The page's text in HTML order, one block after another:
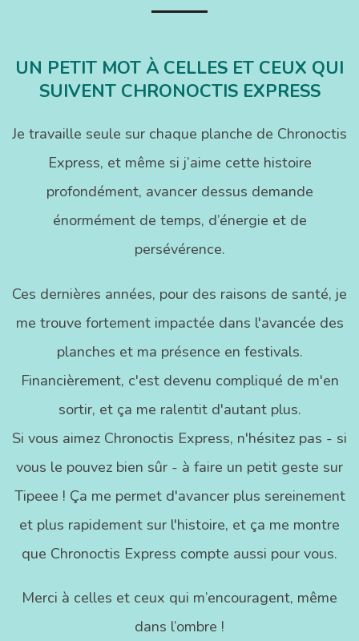
UN PETIT MOT À CELLES ET CEUX QUI
SUIVENT CHRONOCTIS EXPRESS
Je travaille seule sur chaque planche de Chronoctis
Express, et même si j’aime cette histoire
profondément, avancer dessus demande
énormément de temps, d’énergie et de
persévérence.
Ces dernières années, pour des raisons de santé, je
me trouve fortement impactée dans l'avancée des
planches et ma présence en festivals.
Financièrement, c'est devenu compliqué de m'en
sortir, et ça me ralentit d'autant plus.
Si vous aimez Chronoctis Express, n'hésitez pas - si
vous le pouvez bien sûr - à faire un petit geste sur
Tipeee ! Ça me permet d'avancer plus sereinement
et plus rapidement sur l'histoire, et ça me montre
que Chronoctis Express compte aussi pour vous.
Merci à celles et ceux qui m’encouragent, même
dans l’ombre !